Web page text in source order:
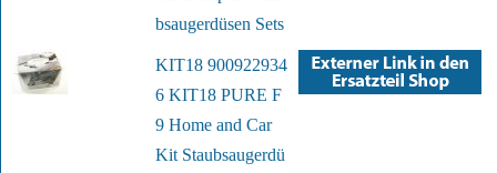
bsaugerdüsen Sets
KIT18 900922934
6 KIT18 PURE F
9 Home and Car
Kit Staubsaugerdü